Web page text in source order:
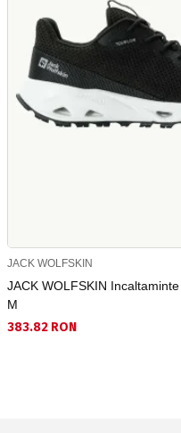
JACK WOLFSKIN
JACK WOLFSKIN
M
383.82 RON